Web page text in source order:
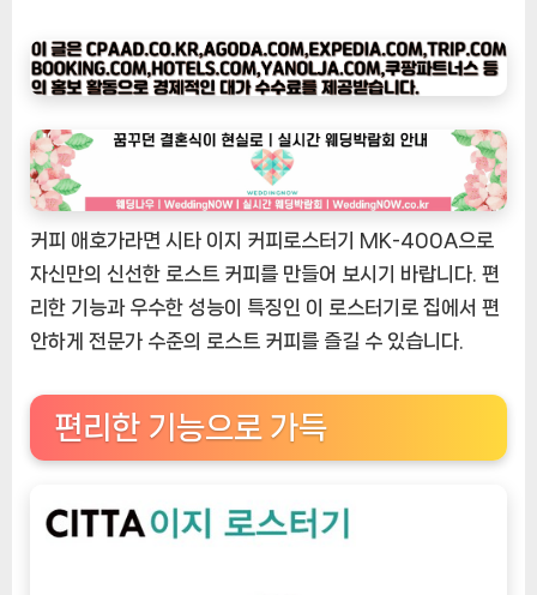
타
임
나
우
ㅣ
인
기
상
품]
시
타
커
피
스
터
커피 애호가라면 시타 이지 커피로스터기 MK-400A으로
자신만의 신선한 로스트 커피를 만들어 보시기 바랍니다. 편
리한 기능과 우수한 성능이 특징인 이 로스터기로 집에서 편
안하게 전문가 수준의 로스트 커피를 즐길 수 있습니다.
편리한 기능으로 가득